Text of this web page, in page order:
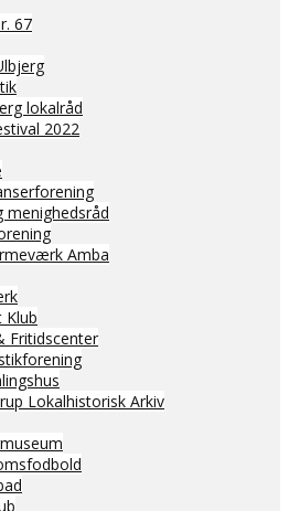
67
lokalråd
2022
menighedsråd
Amba
Klub
Fritidscenter
Lokalhistorisk Arkiv